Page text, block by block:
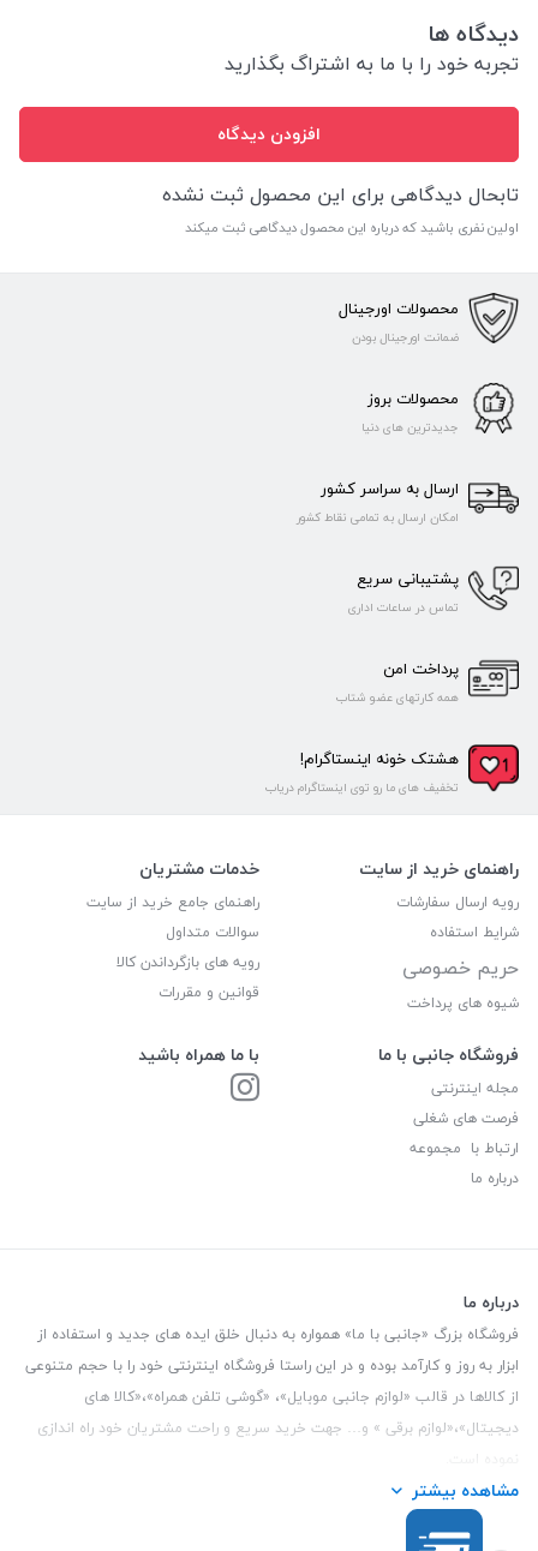
دیدگاه ها
تجربه خود را با ما به اشتراگ بگذارید
افزودن دیدگاه
تابحال دیدگاهی برای این محصول ثبت نشده
اولین نفری باشید که درباره این محصول دیدگاهی ثبت میکند
محصولات اورجینال
ضمانت اورجینال بودن
محصولات بروز
جدیدترین های دنیا
ارسال به سراسر کشور
امکان ارسال به تمامی نقاط کشور
پشتیبانی سریع
تماس در ساعات اداری
پرداخت امن
همه کارتهای عضو شتاب
هشتک خونه اینستاگرام!
تخفیف های ما رو توی اینستاگرام دریاب
راهنمای خرید از سایت
رویه ارسال سفارشات
شرایط استفاده
حریم خصوصی
شیوه های پرداخت
خدمات مشتریان
راهنمای جامع خرید از سایت
سوالات متداول
رویه های بازگرداندن کالا
قوانین و مقررات
فروشگاه جانبی با ما
مجله اینترنتی
فرصت های شغلی
ارتباط با مجموعه
درباره ما
با ما همراه باشید
درباره ما
فروشگاه بزرگ «جانبی با ما» همواره به دنبال خلق ایده های جدید و استفاده از
ابزار به روز و کارآمد بوده و در این راستا فروشگاه اینترنتی خود را با حجم متنوعی
از کالاها در قالب «لوازم جانبی موبایل»، «گوشی تلفن همراه»،«کالا های
دیجیتال»،«لوازم برقی » و… جهت خرید سریع و راحت مشتریان خود راه اندازی
این فروشگاه تمام تلاش خود را نموده تا کالاهایی با کیفیت و با حداقل قیمت
عرضه نماید.
مشاهده بیشتر